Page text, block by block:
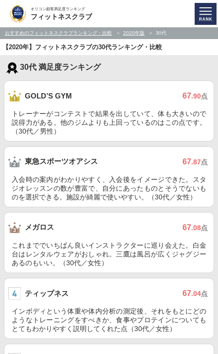
オリコン顧客満足度ランキング
フィットネスクラブ
おすすめのフィットネスクラブランキング・比較 2020年版 30代
【2020年】フィットネスクラブの30代ランキング・比較
30代 満足度ランキング
GOLD’S GYM 67.90点
トレーナーがコンテストで結果を出していて、体も大きいので
説得力がある。他のジムよりも上回っているのはこの点です。
（30代／男性）
東急スポーツオアシス 67.87点
入会時の案内がわかりやすく、入会後をイメージできた。スタ
ジオレッスンの数が豊富で、自分にあったものとそうでないも
のを選択できる。施設が綺麗で使いやすい。（30代／女性）
メガロス 67.08点
これまででいちばん良いインストラクターに巡り会えた。白金
台はレンタルウェアがおしゃれ。三鷹は風呂が広くジャグジー
あるのもいい。（30代／女性）
ティップネス 67.04点
インボディという体重や体内分析の測定後、それをもとにどの
ようなトレーニングをすべきか、食事やプロテインについても
とてもわかりやすく説明してくれた点（30代／女性）